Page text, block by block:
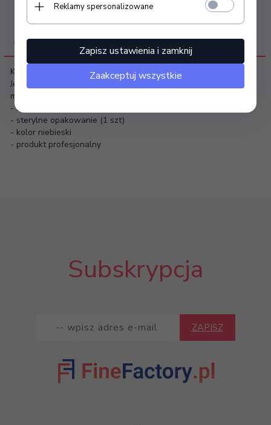
OPIS PRODUKTU
Kartridż do dermapena A6 – 36 igłowy
Jednorazowy, sterylny kartridż przeznaczony do mazoterapii
mikroigłowej dedykowany do modelu Dr Pen A6
- 36 igieł ze stali chirurgicznej
- sterylne opakowanie (1 szt)
- kolor niebieski
- produkt profesjonalny
Subskrypcja
ZAPISZ
Reklamy spersonalizowane
Zapisz ustawienia i zamknij
Zaakceptuj wszystkie